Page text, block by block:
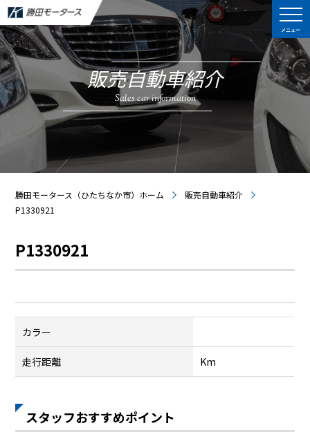
メニュー
販売自動車紹介
Sales car information
勝田モータース（ひたちなか市）ホーム
販売自動車紹介
P1330921
P1330921
カラー
走行距離 Km
スタッフおすすめポイント